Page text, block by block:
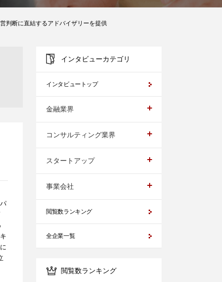
判断に直結するアドバイザリーを提供
インタビューカテゴリ
インタビュートップ
金融業界
コンサルティング業界
スタートアップ
事業会社
閲覧数ランキング
全企業一覧
閲覧数ランキング